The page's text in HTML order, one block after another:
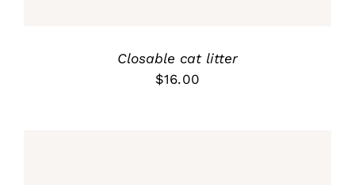
Closable cat litter
$16.00